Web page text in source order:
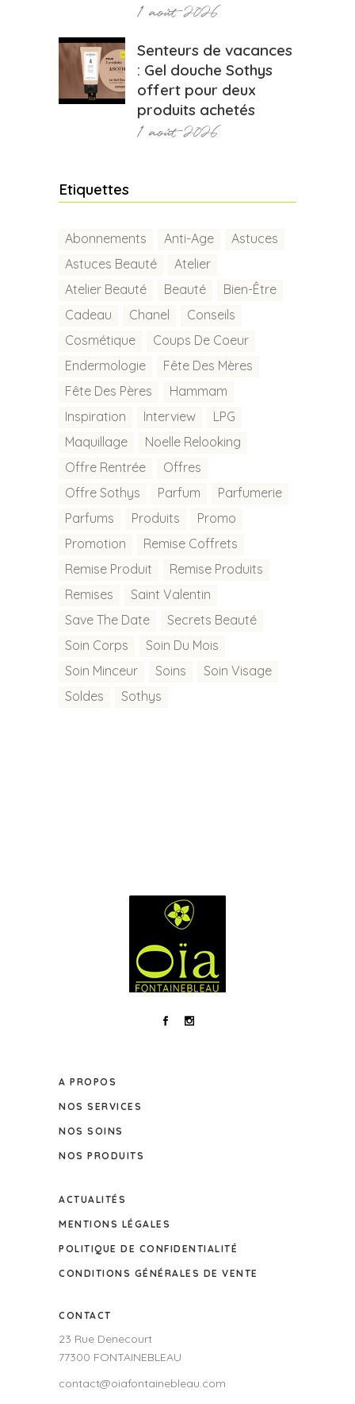
1 août 2026
Senteurs de vacances
: Gel douche Sothys
offert pour deux
produits achetés
1 août 2026
Etiquettes
Abonnements Anti-Age
Astuces
Astuces Beauté
Atelier
Atelier Beauté
Beauté
Bien-Être
Cadeau
Chanel
Conseils
Cosmétique
Coups De Coeur
Endermologie
Fête Des Mères
Fête Des Pères
Hammam
Inspiration
Interview
LPG
Maquillage
Noelle Relooking
Offre Rentrée
Offres
Offre Sothys
Parfum
Parfumerie
Parfums
Produits
Promo
Promotion
Remise Coffrets
Remise Produit
Remise Produits
Remises
Saint Valentin
Save The Date
Secrets Beauté
Soin Corps
Soin Du Mois
Soin Minceur
Soins
Soin Visage
Soldes
Sothys
A PROPOS
NOS SERVICES
NOS SOINS
NOS PRODUITS
ACTUALITÉS
MENTIONS LÉGALES
POLITIQUE DE CONFIDENTIALITÉ
CONDITIONS GÉNÉRALES DE VENTE
CONTACT
23 Rue Denecourt
77300 FONTAINEBLEAU
contact@oiafontainebleau.com